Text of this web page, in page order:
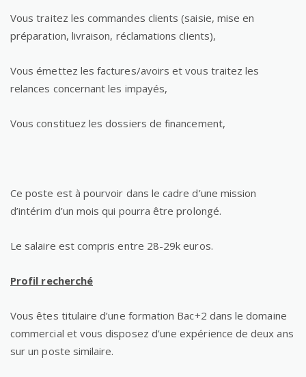
Vous traitez les commandes clients (saisie, mise en
préparation, livraison, réclamations clients),
Vous émettez les factures/avoirs et vous traitez les
relances concernant les impayés,
Vous constituez les dossiers de financement,
Ce poste est à pourvoir dans le cadre d’une mission
d’intérim d’un mois qui pourra être prolongé.
Le salaire est compris entre 28-29k euros.
Profil recherché
Vous êtes titulaire d’une formation Bac+2 dans le domaine
commercial et vous disposez d’une expérience de deux ans
sur un poste similaire.